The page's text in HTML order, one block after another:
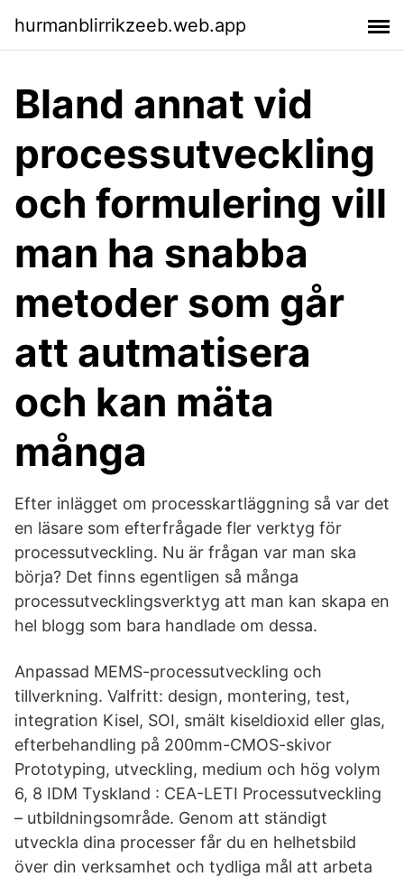
hurmanblirrikzeeb.web.app
Bland annat vid
processutveckling
och formulering vill
man ha snabba
metoder som går
att autmatisera
och kan mäta
många
Efter inlägget om processkartläggning så var det
en läsare som efterfrågade fler verktyg för
processutveckling. Nu är frågan var man ska
börja? Det finns egentligen så många
processutvecklingsverktyg att man kan skapa en
hel blogg som bara handlade om dessa.
Anpassad MEMS-processutveckling och
tillverkning. Valfritt: design, montering, test,
integration Kisel, SOI, smält kiseldioxid eller glas,
efterbehandling på 200mm-CMOS-skivor
Prototyping, utveckling, medium och hög volym
6, 8 IDM Tyskland : CEA-LETI Processutveckling
– utbildningsområde. Genom att ständigt
utveckla dina processer får du en helhetsbild
över din verksamhet och tydliga mål att arbeta